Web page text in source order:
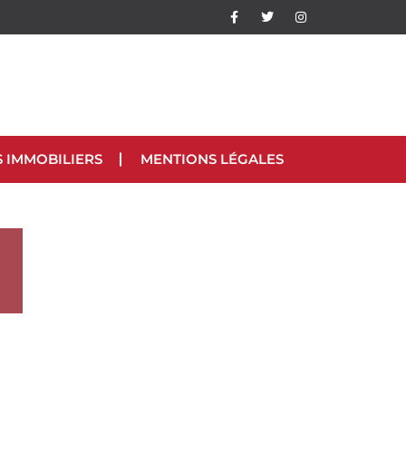
IMMOBILIERS MENTIONS LÉGALES